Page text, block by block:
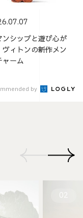
ンシップと遊び心が
ィトンの新作メン
ャーム
by
02